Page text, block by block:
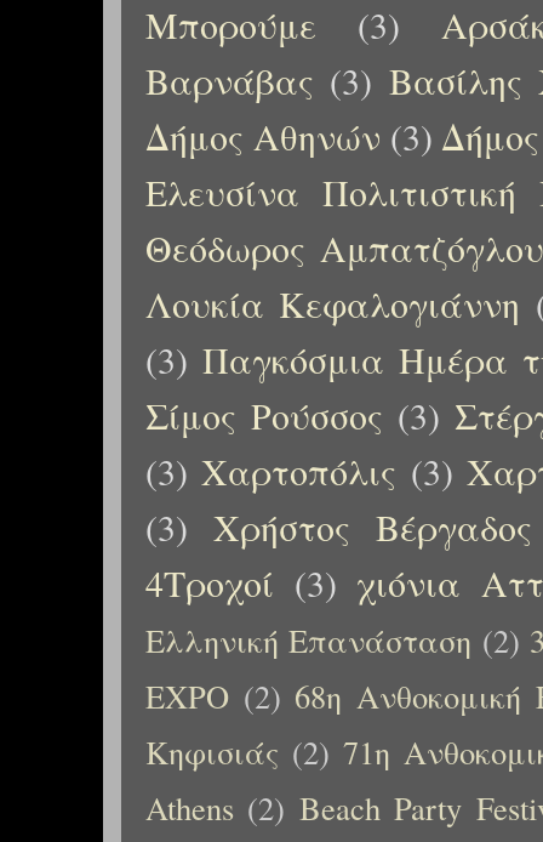
Μπορούμε
(3)
Βαρνάβας (3) Βασίλης
Δήμος Αθηνών (3)
Ελευσίνα
Θεόδωρος Αμπατζόγλου
Λουκία Κεφαλογιάννη
(3) Παγκόσμια Ημέρα
Σίμος Ρούσσος (3)
(3) Χαρτοπόλις (3)
(3) Χρήστος Βέργαδος
4Τροχοί (3) χιόνια
Ελληνική Επανάσταση (2)
EXPO (2) 68η Ανθοκομική
Κηφισιάς (2) 71η
Athens (2) Beach Party